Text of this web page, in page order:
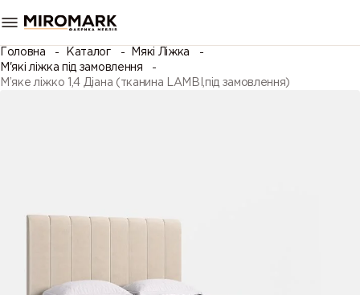
Головна Каталог
Мякі Ліжка
М'які ліжка під замовлення
М’яке ліжко 1,4 Діана (тканина LAMBI,під замовлення)